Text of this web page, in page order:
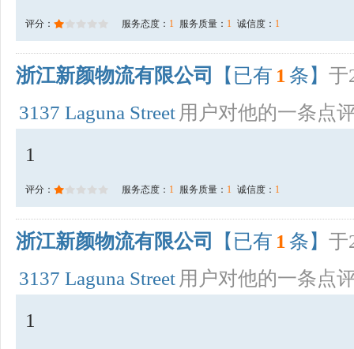
评分： 服务态度： 1 服务质量： 1 诚信度： 1
浙江新颜物流有限公司 【已有 1 条】 于
3137 Laguna Street 用户对他的一条点
1
评分： 服务态度： 1 服务质量： 1 诚信度： 1
浙江新颜物流有限公司 【已有 1 条】 于
3137 Laguna Street 用户对他的一条点
1